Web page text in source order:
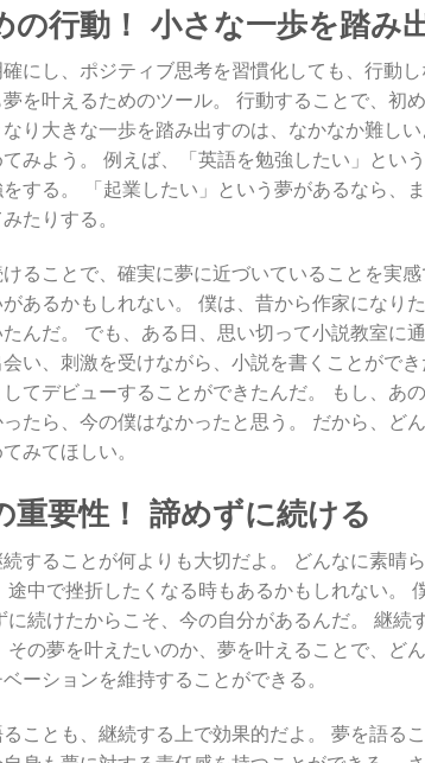
の行動！ 小さな一歩を踏み
にし、ポジティブ思考を習慣化しても、行動し
を叶えるためのツール。 行動することで、初
り大きな一歩を踏み出すのは、なかなか難し
みよう。 例えば、「英語を勉強したい」とい
する。 「起業したい」という夢があるなら、
たりする。
ることで、確実に夢に近づいていることを実
あるかもしれない。 僕は、昔から作家になり
んだ。 でも、ある日、思い切って小説教室に
い、刺激を受けながら、小説を書くことがで
てデビューすることができたんだ。 もし、あ
たら、今の僕はなかったと思う。 だから、ど
みてほしい。
重要性！ 諦めずに続ける
することが何よりも大切だよ。 どんなに素晴
中で挫折したくなる時もあるかもしれない。
に続けたからこそ、今の自分があるんだ。 継続
その夢を叶えたいのか、夢を叶えることで、ど
ーションを維持することができる。
ことも、継続する上で効果的だよ。 夢を語る